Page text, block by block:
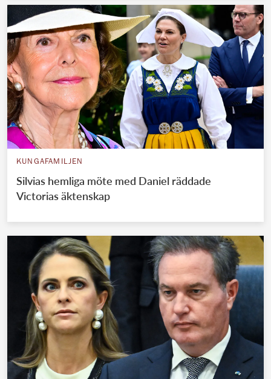
KUNGAFAMILJEN
Silvias hemliga möte med Daniel räddade
Victorias äktenskap